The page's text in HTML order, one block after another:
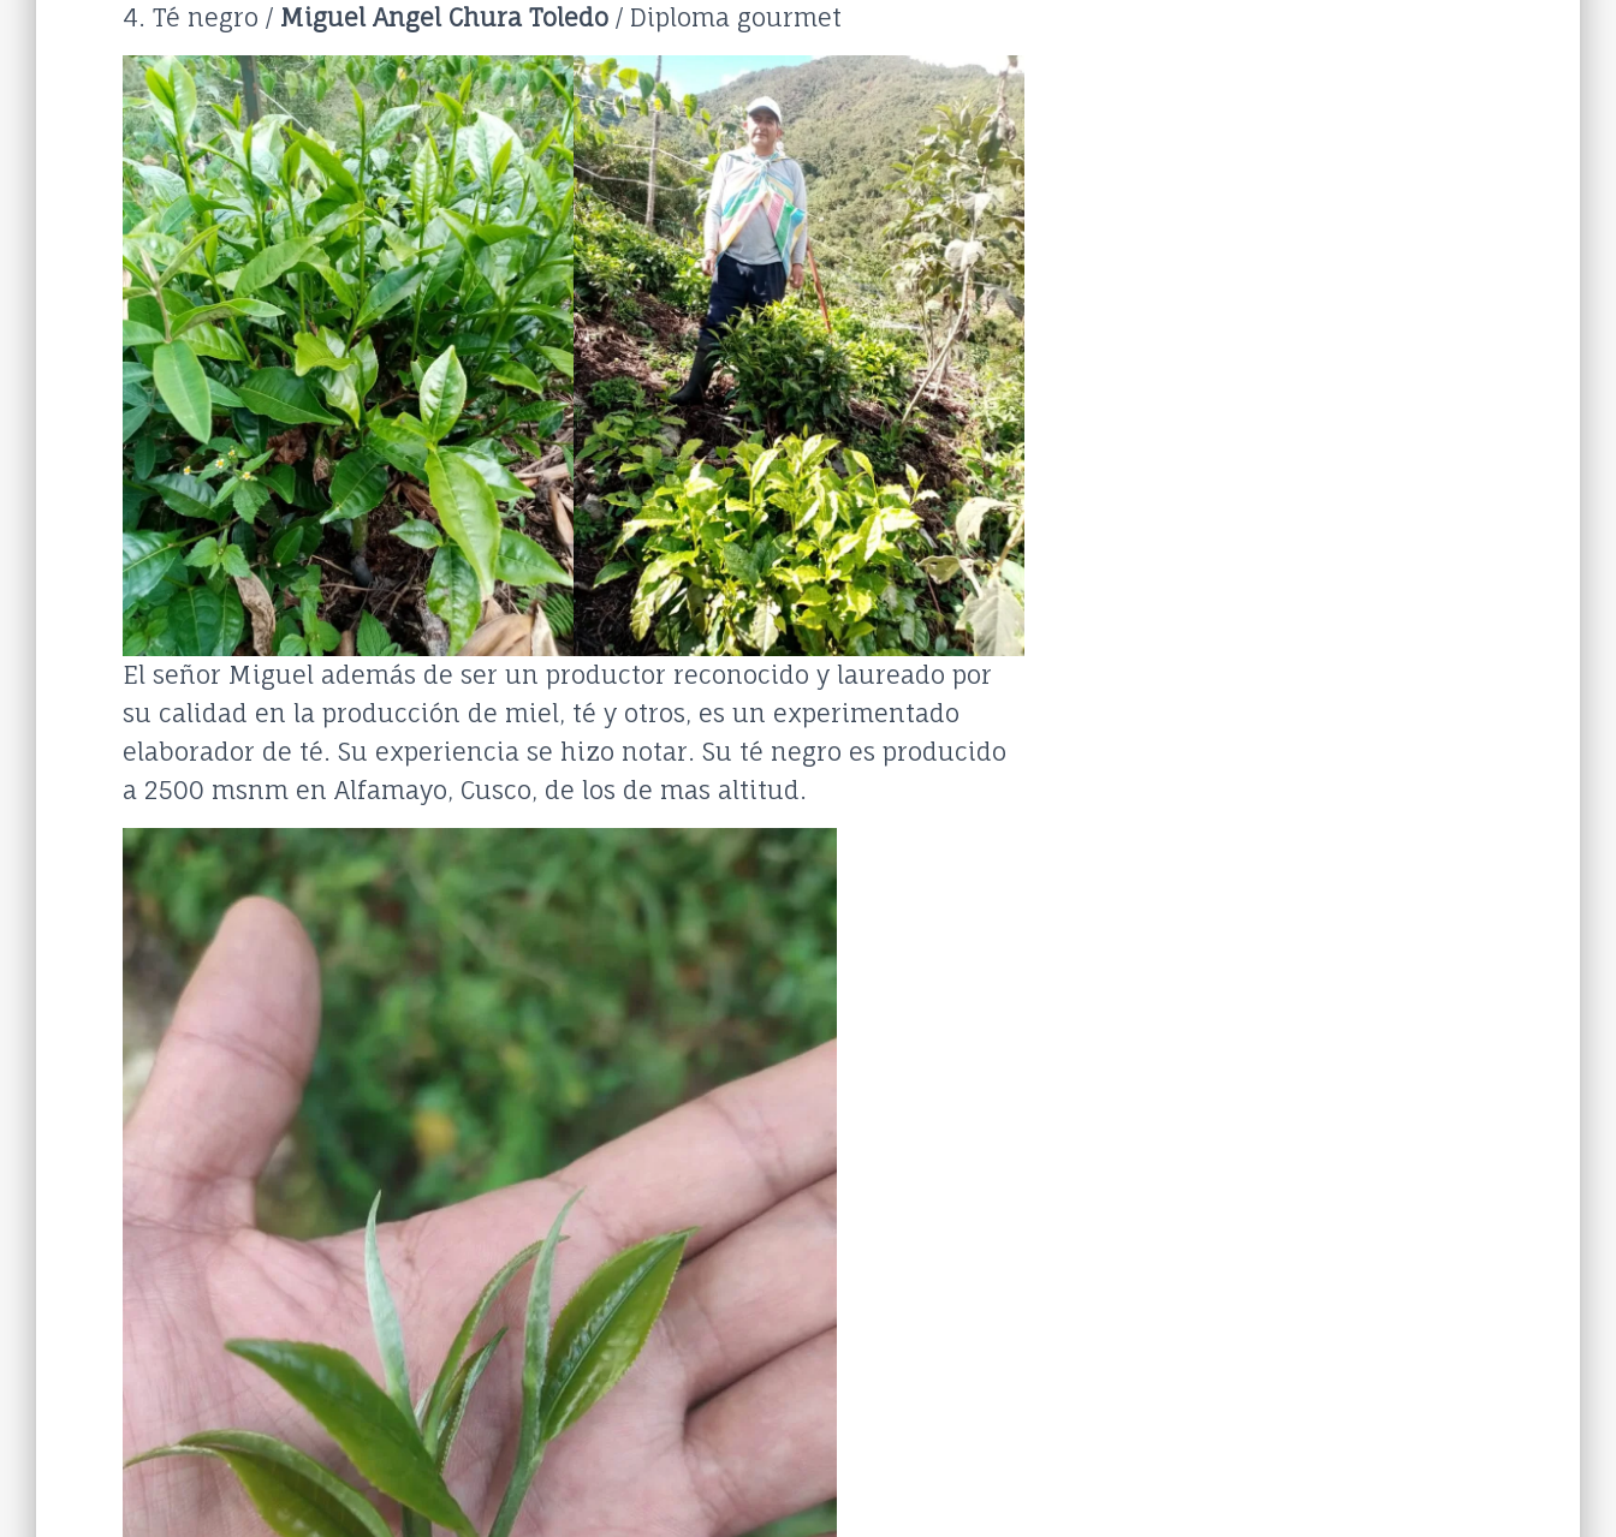
4. Té negro / Miguel Angel Chura Toledo / Diploma gourmet
El señor Miguel además de ser un productor reconocido y laureado por
su calidad en la producción de miel, té y otros, es un experimentado
elaborador de té. Su experiencia se hizo notar. Su té negro es producido
a 2500 msnm en Alfamayo, Cusco, de los de mas altitud.